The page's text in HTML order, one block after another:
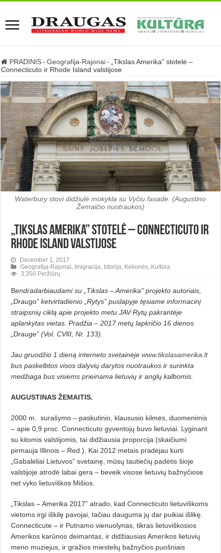
PRADINIS - Geografija-Rajonai - „Tikslas Amerika” stotelė –
Connecticuto ir Rhode Island valstijose
Waterbury stovi didžiulė mokykla su Vyčiu fasade. (Augustino
Žemaičio nuotraukos)
„Tikslas Amerika” stotelė – Connecticuto ir
Rhode Island valstijose
December 1, 2017
Geografija-Rajonai Imigracija Istorija Kelionės Kultūra
3,350 Peržiūrų
Bendradarbiaudami su „Tikslas – Amerika” projekto autoriais,
„Draugo” ketvirtadienio „Rytys” puslapyje tęsiame informacinį
straipsnių ciklą apie projekto metu JAV Rytų pakrantėje
aplankytas vietas. Pradžia – 2017 metų lapkričio 16 dienos
„Drauge” (Vol. CVlII, Nr. 133).
Jau gruodžio 1 dieną interneto svetainėjewww.tikslasamerika.lt
bus paskelbtos visos dalyvių darytos nuotraukos ir surinkta
medžiaga bus visiems prieinama lietuvių iranglų kalbomis.
AUGUSTINAS ŽEMAITIS.
2000 m.
surašymo – paskutinio, klaususio kilmės, duomenimis
– apie 0,9 proc. Connecticuto gyventojų buvo lietuviai. Lyginant
su kitomis valstijomis, tai didžiausia proporcija (skaičiumi
pirmauja Illinois – Red.). Kai 2012 metais pradėjau kurti
„Gabalėliai Lietuvos” svetainę, mūsų tautiečių padėtis šioje
valstijoje atrodė labai gera – beveik visose lietuvių bažnyčiose
net vyko lietuviškos Mišios.
„Tikslas – Amerika 2017” atrado, kad Connecticuto lietuviškoms
vietoms irgi iškilę pavojai, tačiau dauguma jų dar puikiai išlikę.
Connecticute – ir Putnamo vienuolynas, tikras lietuviškosios
Amerikos karūnos deimantas, ir didžiausias Amerikos lietuvių
meno muziejus, ir gražios miestelių bažnyčios puošniais